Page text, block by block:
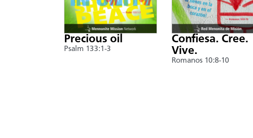
Precious oil
Psalm 133:1-3
Confiesa. Cree.
Vive.
Romanos 10:8-10